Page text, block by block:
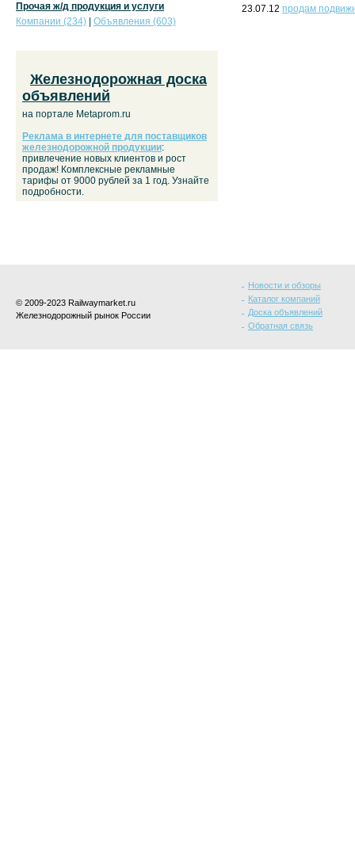
23.07.12 продам
Прочая ж/д продукция и услуги
Компании (234)
Объявления (603)
Железнодорожная доска
объявлений
на портале Metaprom.ru
Реклама в интернете для поставщиков
железнодорожной продукции:
привлечение новых клиентов и рост
продаж! Комплексные рекламные
тарифы от 9000 рублей за 1 год. Узнайте
подробности.
© 2009-2023 Railwaymarket.ru
Железнодорожный рынок России
Новости и обзоры
Каталог компаний
Доска объявлений
Обратная связь